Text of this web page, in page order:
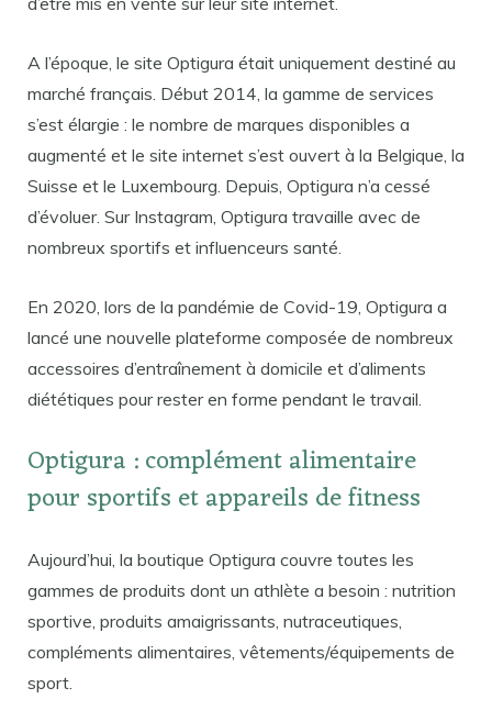
A l’époque, le site Optigura était uniquement destiné au
marché français. Début 2014, la gamme de services
s’est élargie : le nombre de marques disponibles a
augmenté et le site internet s’est ouvert à la Belgique, la
Suisse et le Luxembourg. Depuis, Optigura n’a cessé
d’évoluer. Sur Instagram, Optigura travaille avec de
nombreux sportifs et influenceurs santé.
En 2020, lors de la pandémie de Covid-19, Optigura a
lancé une nouvelle plateforme composée de nombreux
accessoires d’entraînement à domicile et d’aliments
diététiques pour rester en forme pendant le travail.
Optigura : complément alimentaire
pour sportifs et appareils de fitness
Aujourd’hui, la boutique Optigura couvre toutes les
gammes de produits dont un athlète a besoin : nutrition
sportive, produits amaigrissants, nutraceutiques,
compléments alimentaires, vêtements/équipements de
sport.